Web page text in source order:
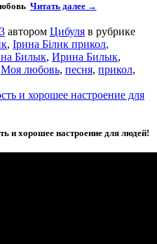
Читать далее →
автором Цибуля в рубрике
, Ірина Білик прикол,
Билык, Ирина Билык,
Моя любовь, песня, прикол,
и хорошее настроение для
и хорошее настроение для людей!